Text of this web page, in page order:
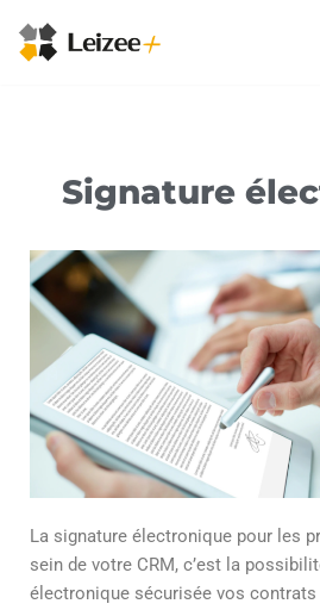
Aller
Signature
La signature électronique pour les
sein de votre CRM, c’est la
électronique sécurisée vos